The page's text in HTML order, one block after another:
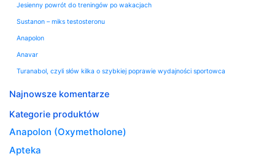
Jesienny powrót do treningów po wakacjach
Sustanon – miks testosteronu
Anapolon
Anavar
Turanabol, czyli słów kilka o szybkiej poprawie wydajności sportowca
Najnowsze komentarze
Kategorie produktów
Anapolon (Oxymetholone)
Apteka